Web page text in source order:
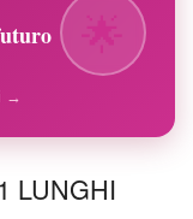
→
LUNGHI